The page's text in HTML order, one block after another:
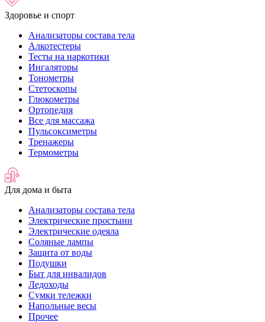
Здоровье и спорт
Анализаторы состава тела
Алкотестеры
Тесты на наркотики
Ингаляторы
Тонометры
Стетоскопы
Глюкометры
Ортопедия
Все для массажа
Пульсоксиметры
Тренажеры
Термометры
Для дома и быта
Анализаторы состава тела
Электрические простыни
Электрические одеяла
Соляные лампы
Защита от воды
Подушки
Быт для инвалидов
Ледоходы
Сумки тележки
Напольные весы
Прочее